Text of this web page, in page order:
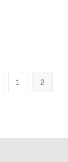
1 2